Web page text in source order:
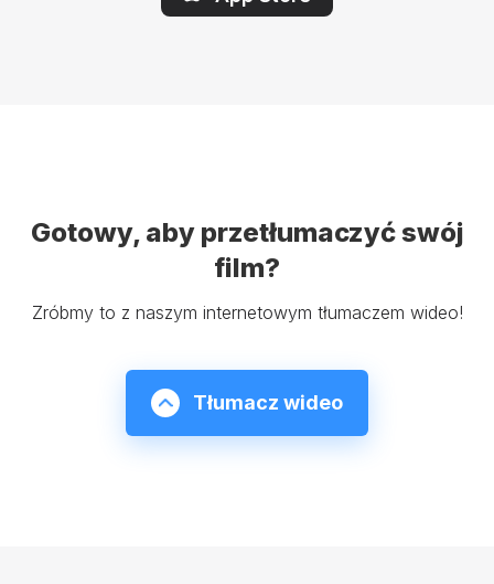
Gotowy, aby przetłumaczyć swój
film?
Zróbmy to z naszym internetowym tłumaczem wideo!
Tłumacz wideo